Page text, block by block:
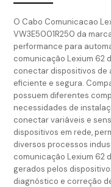
O Cabo Comunicacao
VW3E5001R250 da
performance para
comunicação Lexium 62
conectar dispositivos de
eficiente e segura.
possuem diferentes
necessidades de
conectar variáveis e
dispositivos em rede,
diversos processos
comunicação Lexium 62
gerados pelos
diagnóstico e correção